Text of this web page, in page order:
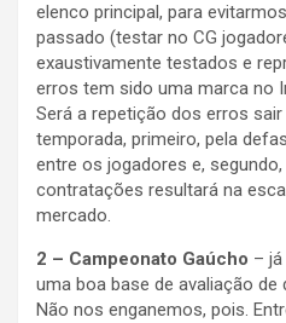
elenco principal, para
passado (testar no CG
exaustivamente testados e
erros tem sido uma marca no
Será a repetição dos erros
temporada, primeiro, pela
entre os jogadores e,
contratações resultará na
mercado.
2 – Campeonato Gaúcho –
uma boa base de avaliação
Não nos enganemos, pois.